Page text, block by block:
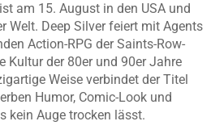
am 15. August in den USA und
Welt. Deep Silver feiert mit Agents
Action-RPG der Saints-Row-
Kultur der 80er und 90er Jahre
Weise verbindet der Titel
Humor, Comic-Look und
kein Auge trocken lässt.